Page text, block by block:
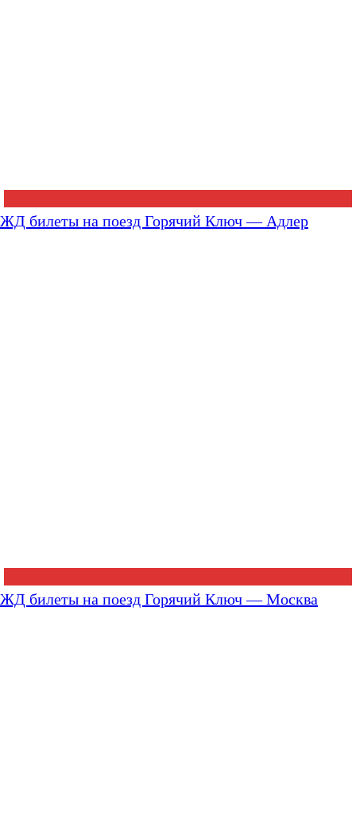
ЖД билеты на поезд Горячий Ключ — Адлер
ЖД билеты на поезд Горячий Ключ — Москва